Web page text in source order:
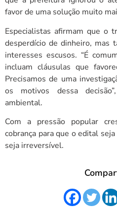
favor de uma solução muito
Especialistas afirmam que o
desperdício de dinheiro, mas
interesses escusos. “É
incluam cláusulas que
Precisamos de uma
os motivos dessa
ambiental.
Com a pressão popular
cobrança para que o edital
seja irreversível.